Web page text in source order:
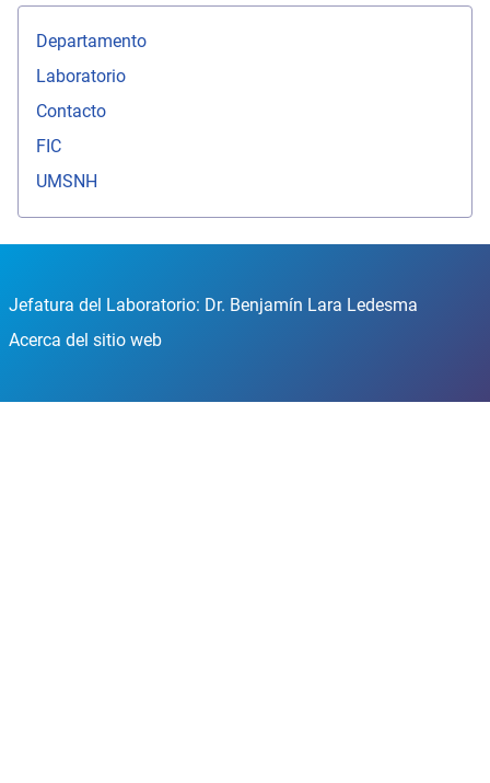
Departamento
Laboratorio
Contacto
FIC
UMSNH
Jefatura del Laboratorio: Dr. Benjamín Lara Ledesma
Acerca del sitio web